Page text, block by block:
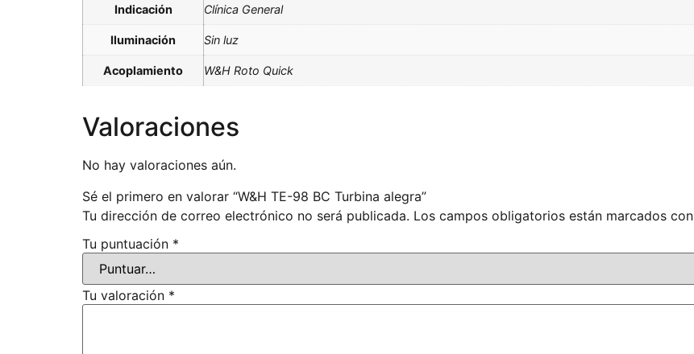
Indicación Clínica General
Iluminación Sin luz
Acoplamiento W&H Roto Quick
Valoraciones
No hay valoraciones aún.
Sé el primero en valorar “W&H TE-98 BC Turbina alegra”
Tu dirección de correo electrónico no será publicada. Los campos obligatorios están marcados con
Tu puntuación *
Tu valoración *